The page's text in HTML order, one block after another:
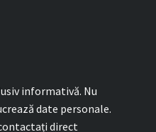
informativă. Nu
date personale.
direct